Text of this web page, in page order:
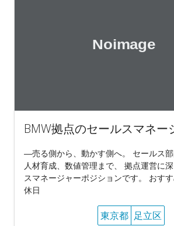
BMW拠点のセールスマネー
―売る側から、動かす側へ。 セールス部
人材育成、数値管理まで、 拠点運営に
スマネージャーポジションです。 おす
休日
東京都 足立区